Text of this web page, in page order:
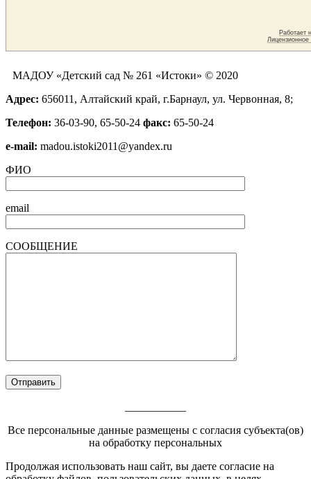
МАДОУ «Детский сад № 261 «Истоки» © 2020
Адрес: 656011, Алтайский край, г.Барнаул, ул. Червонная, 8;
Телефон: 36-03-90, 65-50-24 факс: 65-50-24
е-mail: madou.istoki2011@yandex.ru
ФИО
email
СООБЩЕНИЕ
Все персональные данные размещены с согласия субъекта(ов)
на обработку персональных
Footer
Продолжая использовать наш сайт, вы даете согласие на